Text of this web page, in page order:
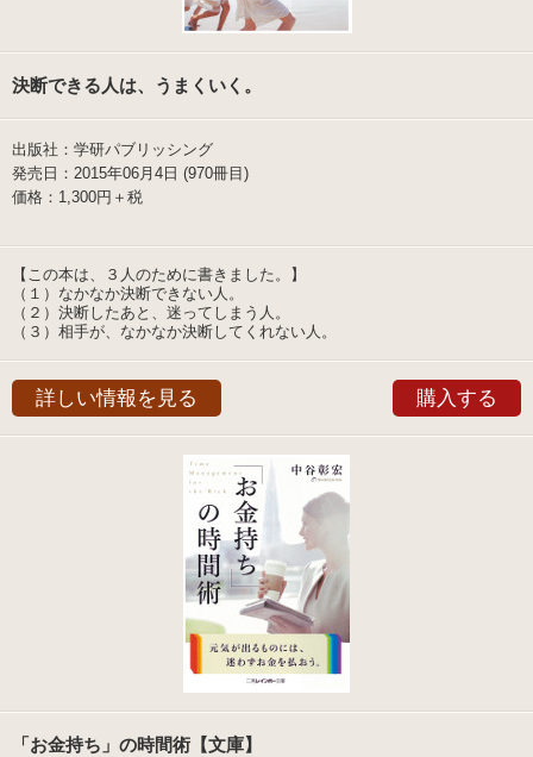
決断できる人は、うまくいく。
出版社：学研パブリッシング
発売日：2015年06月4日 (970冊目)
価格：1,300円＋税
【この本は、３人のために書きました。】
（１）なかなか決断できない人。
（２）決断したあと、迷ってしまう人。
（３）相手が、なかなか決断してくれない人。
詳しい情報を見る 購入する
「お金持ち」の時間術【文庫】